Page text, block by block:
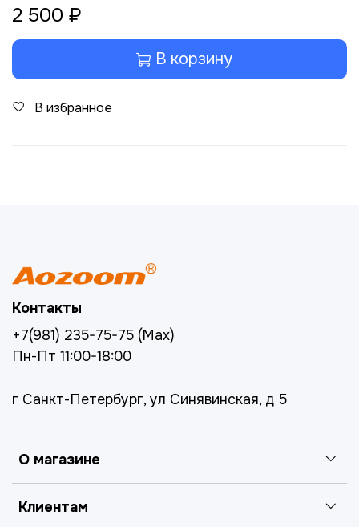
2 500 ₽
В корзину
В избранное
О магазине
Клиентам
Контакты
+7(981) 235-75-75 (Max)
Пн-Пт 11:00-18:00
г Санкт-Петербург, ул Синявинская, д 5